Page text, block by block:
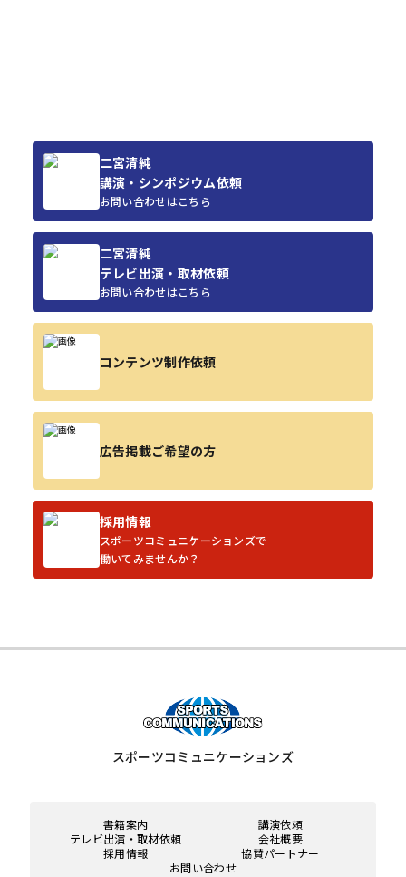
二宮清純
講演・シンポジウム依頼
お問い合わせはこちら
二宮清純
テレビ出演・取材依頼
お問い合わせはこちら
コンテンツ制作依頼
広告掲載ご希望の方
採用情報
スポーツコミュニケーションズで
働いてみませんか？
スポーツコミュニケーションズ
書籍案内
講演依頼
テレビ出演・取材依頼
会社概要
採用情報
協賛パートナー
お問い合わせ